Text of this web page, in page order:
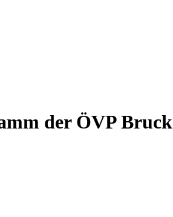
der ÖVP Bruck